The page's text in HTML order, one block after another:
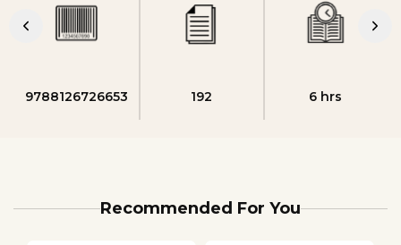
9788126726653 192 6 hrs
Recommended For You